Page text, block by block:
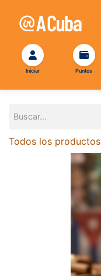
Todos los productos